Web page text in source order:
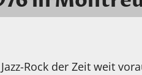
Rock der Zeit weit